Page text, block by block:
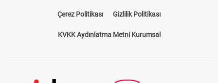
Çerez Politikası Gizlilik Politikası
KVKK Aydınlatma Metni Kurumsal